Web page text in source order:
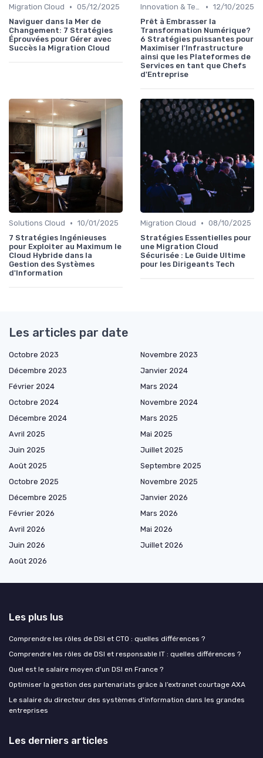
Migration Cloud • 05/12/2025
Naviguer dans la Mer de
Changement: 7 Stratégies
Éprouvées pour Gérer avec
Succès la Migration Cloud
Innovation & Tendances • 12/10/2025
Prêt à Embrasser la
Transformation Numérique?
6 Stratégies puissantes pour
Maximiser l'Infrastructure
ainsi que les Plateformes de
Services en tant que Chefs
d'Entreprise
Solutions Cloud • 10/01/2025
7 Stratégies Ingénieuses
pour Exploiter au Maximum le
Cloud Hybride dans la
Gestion des Systèmes
d'Information
Migration Cloud • 08/10/2025
Stratégies Essentielles pour
une Migration Cloud
Sécurisée : Le Guide Ultime
pour les Dirigeants Tech
Les articles par date
Octobre 2023
Novembre 2023
Décembre 2023
Janvier 2024
Février 2024
Mars 2024
Octobre 2024
Novembre 2024
Décembre 2024
Mars 2025
Avril 2025
Mai 2025
Juin 2025
Juillet 2025
Août 2025
Septembre 2025
Octobre 2025
Novembre 2025
Décembre 2025
Janvier 2026
Février 2026
Mars 2026
Avril 2026
Mai 2026
Juin 2026
Juillet 2026
Août 2026
Les plus lus
Comprendre les rôles de DSI et CTO : quelles différences ?
Comprendre les rôles de DSI et responsable IT : quelles différences ?
Quel est le salaire moyen d'un DSI en France ?
Optimiser la gestion des partenariats grâce à l’extranet courtage AXA
Le salaire du directeur des systèmes d'information dans les grandes
entreprises
Les derniers articles